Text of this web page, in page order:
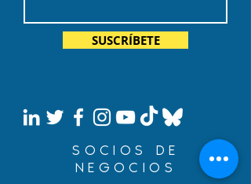
SUSCRÍBETE
SOCIOS DE
NEGOCIOS